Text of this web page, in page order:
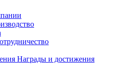
Награды и достижения